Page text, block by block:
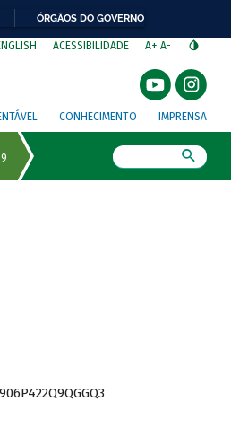
ÓRGÃOS DO GOVERNO
ACESSIBILIDADE A+ A-
CONHECIMENTO IMPRENSA